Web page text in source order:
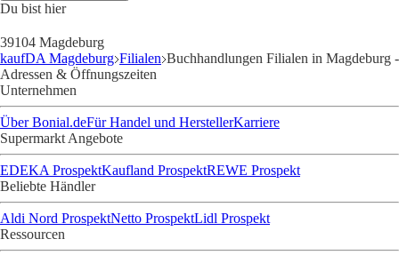
Du bist hier
39104 Magdeburg
kaufDA Magdeburg Filialen Buchhandlungen Filialen in Magdeburg -
Adressen & Öffnungszeiten
Unternehmen
Über Bonial.deFür Handel und HerstellerKarriere
Supermarkt Angebote
EDEKA ProspektKaufland ProspektREWE Prospekt
Beliebte Händler
Aldi Nord ProspektNetto ProspektLidl Prospekt
Ressourcen